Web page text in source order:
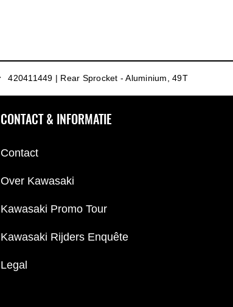
420411449 | Rear Sprocket - Aluminium, 49T
CONTACT & INFORMATIE
Contact
Over Kawasaki
Kawasaki Promo Tour
Kawasaki Rijders Enquête
Legal